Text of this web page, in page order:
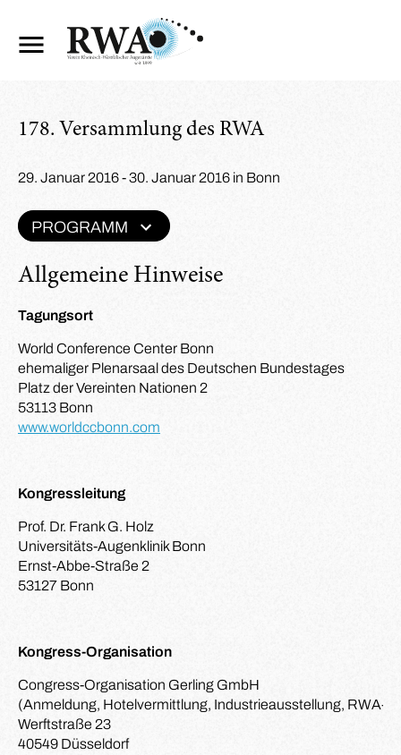
178. Versammlung des RWA
Allgemeine Hinweise
Tagungsort
World Conference Center Bonn
ehemaliger Plenarsaal des Deutschen Bundestages
Platz der Vereinten Nationen 2
53113 Bonn
www.worldccbonn.com
Kongressleitung
Prof. Dr. Frank G. Holz
Universitäts-Augenklinik Bonn
Ernst-Abbe-Straße 2
53127 Bonn
Kongress-Organisation
Congress-Organisation Gerling GmbH
(Anmeldung, Hotelvermittlung, Industrieausstellung, RWA-
Werftstraße 23
40549 Düsseldorf
29. Januar 2016 - 30. Januar 2016 in Bonn
PROGRAMM